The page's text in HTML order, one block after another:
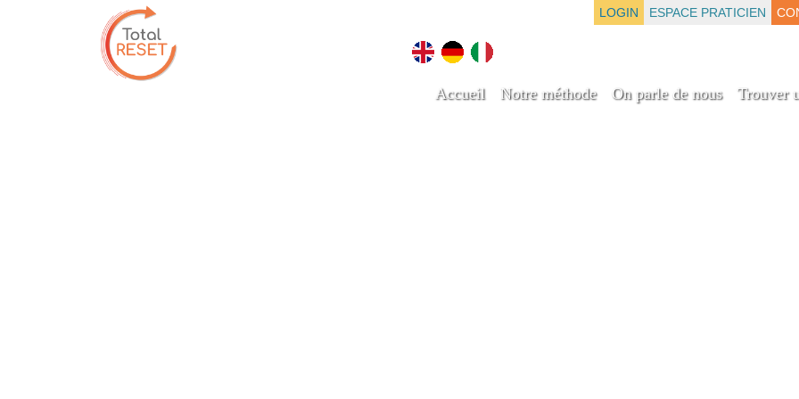
LOGIN ESPACE PRATICIEN
Accueil Notre méthode On parle de nous Trouver